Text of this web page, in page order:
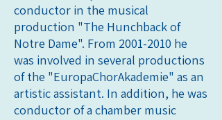
conductor in the musical
production "The Hunchback of
Notre Dame". From 2001-2010 he
was involved in several productions
of the "EuropaChorAkademie" as an
artistic assistant. In addition, he was
conductor of a chamber music